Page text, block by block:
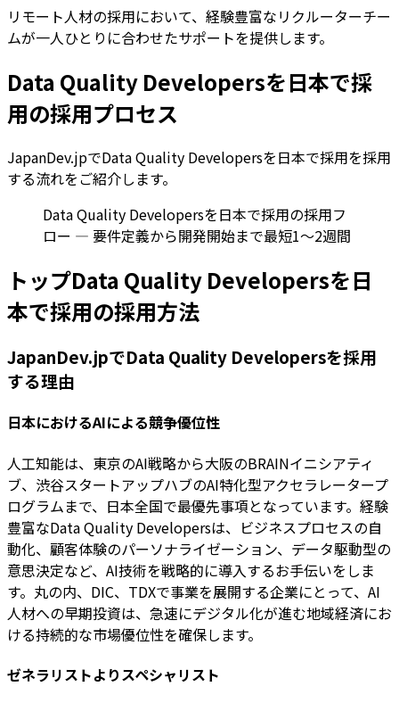
リモート人材の採用において、経験豊富なリクルーターチー
ムが一人ひとりに合わせたサポートを提供します。
Data Quality Developersを日本で採
用の採用プロセス
JapanDev.jpでData Quality Developersを日本で採用を採用
する流れをご紹介します。
Data Quality Developersを日本で採用の採用フ
ロー — 要件定義から開発開始まで最短1〜2週間
トップData Quality Developersを日
本で採用の採用方法
JapanDev.jpでData Quality Developersを採用
する理由
日本におけるAIによる競争優位性
人工知能は、東京のAI戦略から大阪のBRAINイニシアティ
ブ、渋谷スタートアップハブのAI特化型アクセラレータープ
ログラムまで、日本全国で最優先事項となっています。経験
豊富なData Quality Developersは、ビジネスプロセスの自
動化、顧客体験のパーソナライゼーション、データ駆動型の
意思決定など、AI技術を戦略的に導入するお手伝いをしま
す。丸の内、DIC、TDXで事業を展開する企業にとって、AI
人材への早期投資は、急速にデジタル化が進む地域経済にお
ける持続的な市場優位性を確保します。
ゼネラリストよりスペシャリスト